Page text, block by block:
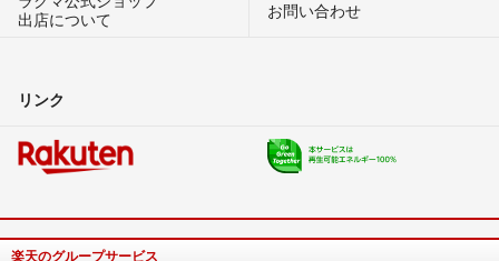
出店について
お問い合わせ
リンク
楽天のグループサービス